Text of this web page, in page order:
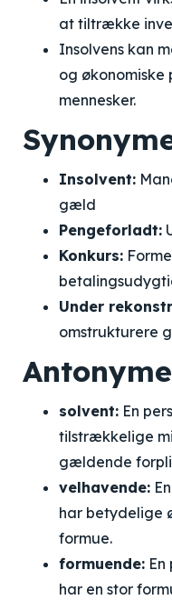
at tiltrække
Insolvens kan
og økonomiske
mennesker.
Insolvent:
gæld
Pengeforladt:
Konkurs:
Under
omstrukturere
solvent: En
tilstrækkelige
gældende
velhavende:
har betydelige
formue.
formuende:
har en stor